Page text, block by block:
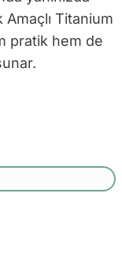
Titanium
pratik hem de